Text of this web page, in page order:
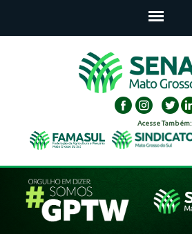
Acesse Também: